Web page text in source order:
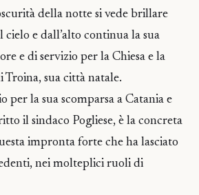
della notte si vede brillare
e dall’alto continua la sua
e di servizio per la Chiesa e la
Troina, sua città natale.
per la sua scomparsa a Catania e
il sindaco Pogliese, è la concreta
impronta forte che ha lasciato
nei molteplici ruoli di